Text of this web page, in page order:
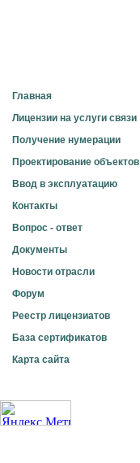
Главная
Лицензии на услуги связи
Получение нумерации
Проектирование объектов
Ввод в эксплуатацию
Контакты
Вопрос - ответ
Документы
Новости отрасли
Форум
Реестр лицензиатов
База сертификатов
Карта сайта